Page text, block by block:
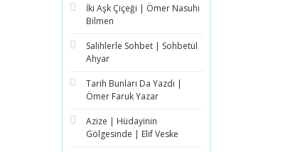
İki Aşk Çiçeği | Ömer Nasuhi
Bilmen
Salihlerle Sohbet | Sohbetül
Ahyar
Tarih Bunları Da Yazdı |
Ömer Faruk Yazar
Azize | Hüdayinin
Gölgesinde | Elif Veske